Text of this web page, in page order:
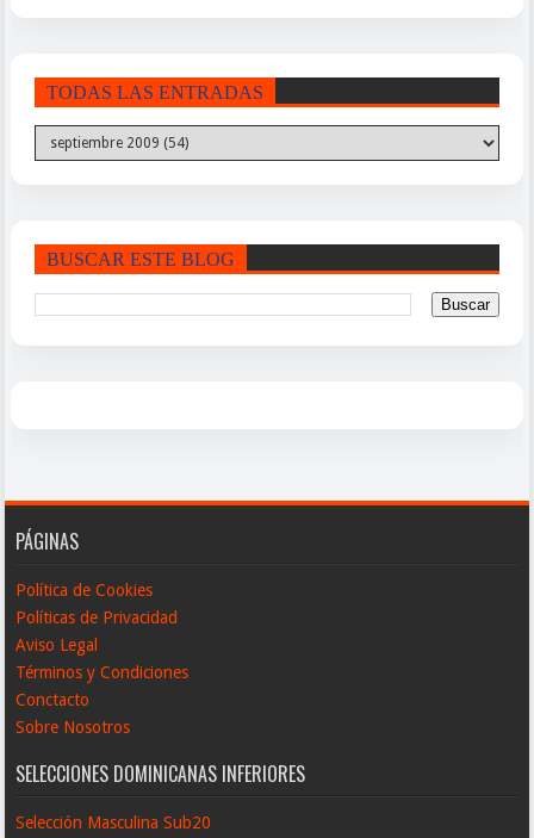
TODAS LAS ENTRADAS
BUSCAR ESTE BLOG
PÁGINAS
Política de Cookies
Políticas de Privacidad
Aviso Legal
Términos y Condiciones
Conctacto
Sobre Nosotros
SELECCIONES DOMINICANAS INFERIORES
Selección Masculina Sub20